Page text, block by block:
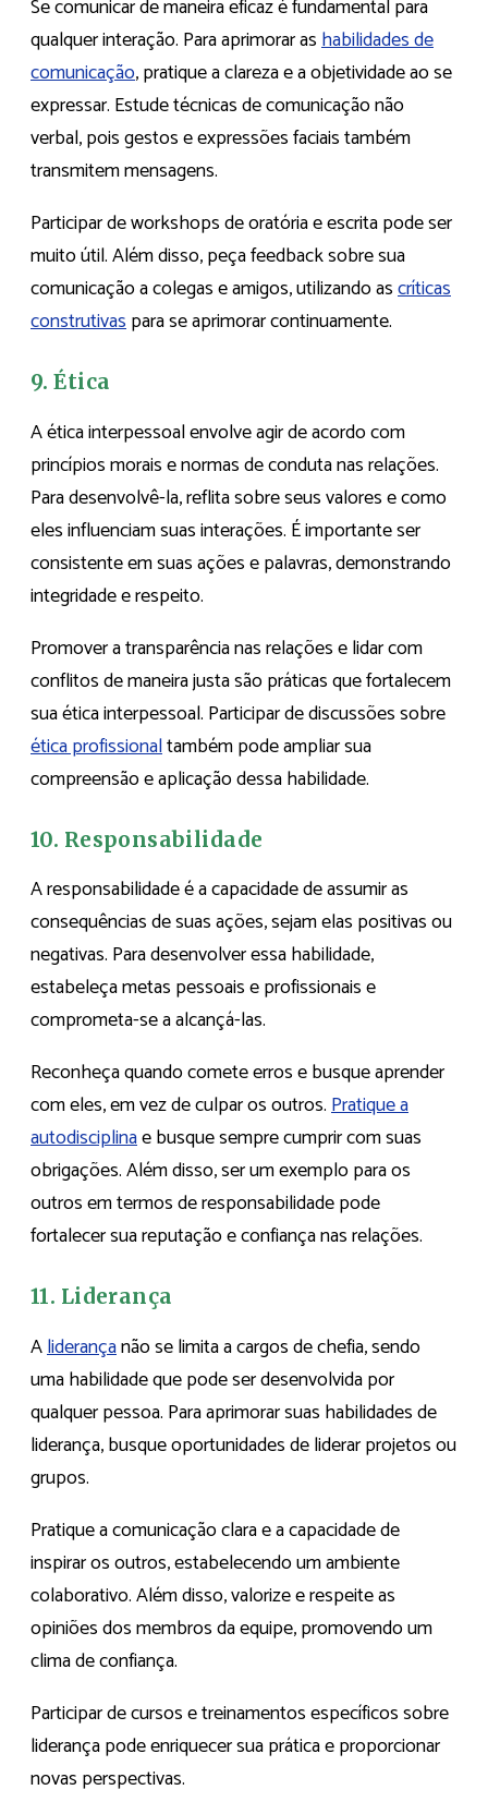
Se comunicar de maneira eficaz é fundamental para
qualquer interação. Para aprimorar ashabilidades de
comunicação, pratique a clareza e a objetividade ao se
expressar. Estude técnicas de comunicação não
verbal, pois gestos e expressões faciais também
transmitem mensagens.
Participar de workshops de oratória e escrita pode ser
muito útil. Além disso, peça feedback sobre sua
comunicação a colegas e amigos, utilizando ascríticas
construtivaspara se aprimorar continuamente.
9. Ética
A ética interpessoal envolve agir de acordo com
princípios morais e normas de conduta nas relações.
Para desenvolvê-la, reflita sobre seus valores e como
eles influenciam suas interações. É importante ser
consistente em suas ações e palavras, demonstrando
integridade e respeito.
Promover a transparência nas relações e lidar com
conflitos de maneira justa são práticas que fortalecem
sua ética interpessoal. Participar de discussões sobre
ética profissionaltambém pode ampliar sua
compreensão e aplicação dessa habilidade.
10. Responsabilidade
A responsabilidade é a capacidade de assumir as
consequências de suas ações, sejam elas positivas ou
negativas. Para desenvolver essa habilidade,
estabeleça metas pessoais e profissionais e
comprometa-se a alcançá-las.
Reconheça quando comete erros e busque aprender
com eles, em vez de culpar os outros.Pratique a
autodisciplinae busque sempre cumprir com suas
obrigações. Além disso, ser um exemplo para os
outros em termos de responsabilidade pode
fortalecer sua reputação e confiança nas relações.
11. Liderança
Aliderançanão se limita a cargos de chefia, sendo
uma habilidade que pode ser desenvolvida por
qualquer pessoa. Para aprimorar suas habilidades de
liderança, busque oportunidades de liderar projetos ou
grupos.
Pratique a comunicação clara e a capacidade de
inspirar os outros, estabelecendo um ambiente
colaborativo. Além disso, valorize e respeite as
opiniões dos membros da equipe, promovendo um
clima de confiança.
Participar de cursos e treinamentos específicos sobre
liderança pode enriquecer sua prática e proporcionar
novas perspectivas.